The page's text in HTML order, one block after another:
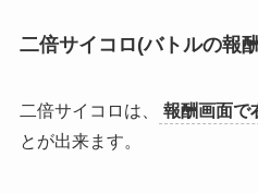
二倍サイコロ(バトルの報
二倍サイコロは、 報酬画面で
とが出来ます。